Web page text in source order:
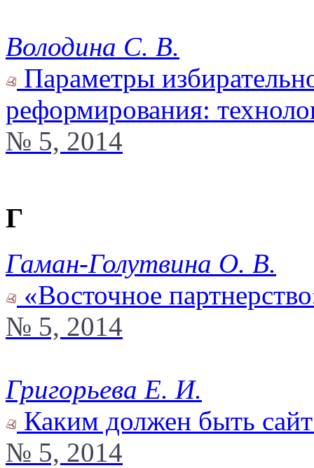
Володина С. В.
Параметры
реформирования:
№ 5, 2014
Г
Гаман-Голутвина О. В.
«Восточное
№ 5, 2014
Григорьева Е. И.
Каким должен быть
№ 5, 2014